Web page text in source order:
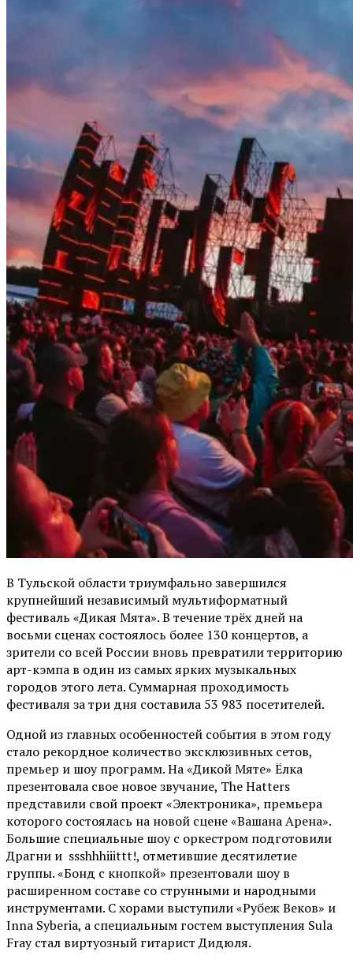
В Тульской области триумфально завершился
крупнейший независимый мультиформатный
фестиваль «Дикая Мята». В течение трёх дней на
восьми сценах состоялось более 130 концертов, а
зрители со всей России вновь превратили территорию
арт-кэмпа в один из самых ярких музыкальных
городов этого лета. Суммарная проходимость
фестиваля за три дня составила 53 983 посетителей.
Одной из главных особенностей события в этом году
стало рекордное количество эксклюзивных сетов,
премьер и шоу программ. На «Дикой Мяте» Ёлка
презентовала свое новое звучание, The Hatters
представили свой проект «Электроника», премьера
которого состоялась на новой сцене «Вашана Арена».
Большие специальные шоу с оркестром подготовили
Драгни и ssshhhiiittt!, отметившие десятилетие
группы. «Бонд с кнопкой» презентовали шоу в
расширенном составе со струнными и народными
инструментами. С хорами выступили «Рубеж Веков» и
Inna Syberia, а специальным гостем выступления Sula
Fray стал виртуозный гитарист Дидюля.